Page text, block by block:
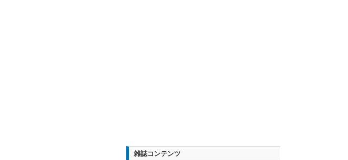
雑誌コンテンツ